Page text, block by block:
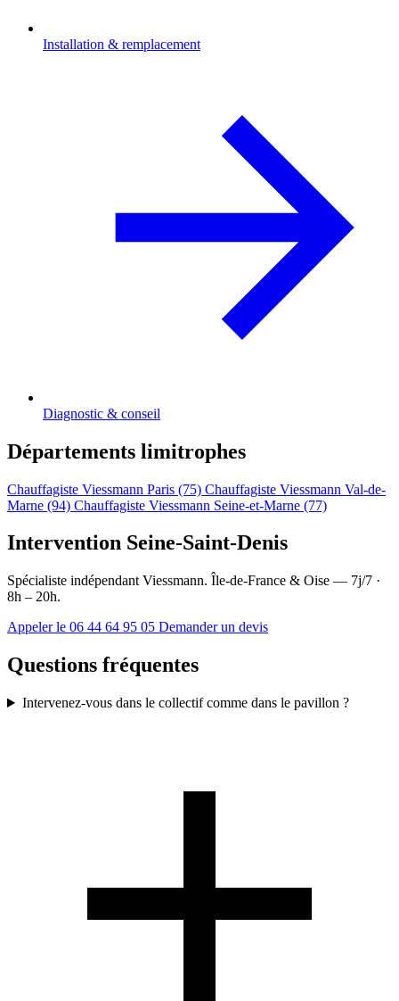
Installation & remplacement
Diagnostic & conseil
Départements limitrophes
Chauffagiste Viessmann Paris (75) Chauffagiste Viessmann Val-de-
Marne (94) Chauffagiste Viessmann Seine-et-Marne (77)
Intervention Seine-Saint-Denis
Spécialiste indépendant Viessmann. Île-de-France & Oise — 7j/7 ·
8h – 20h.
Appeler le 06 44 64 95 05 Demander un devis
Questions fréquentes
Intervenez-vous dans le collectif comme dans le pavillon ?